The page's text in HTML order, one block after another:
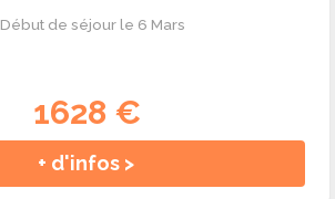
Début de séjour le 6 Mars
1628 €
+ d'infos >